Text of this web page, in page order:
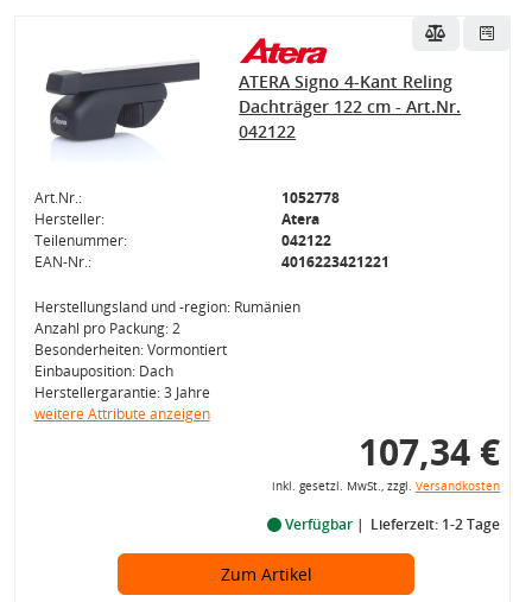
ATERA Signo 4-Kant Reling
Dachträger 122 cm - Art.Nr.
042122
Art.Nr.:
1052778
Hersteller:
Atera
Teilenummer:
042122
EAN-Nr.:
4016223421221
Herstellungsland und -region: Rumänien
Anzahl pro Packung: 2
Besonderheiten: Vormontiert
Einbauposition: Dach
Herstellergarantie: 3 Jahre
weitere Attribute anzeigen
107,34 €
inkl. gesetzl. MwSt., zzgl. Versandkosten
Verfügbar Lieferzeit: 1-2 Tage
Zum Artikel